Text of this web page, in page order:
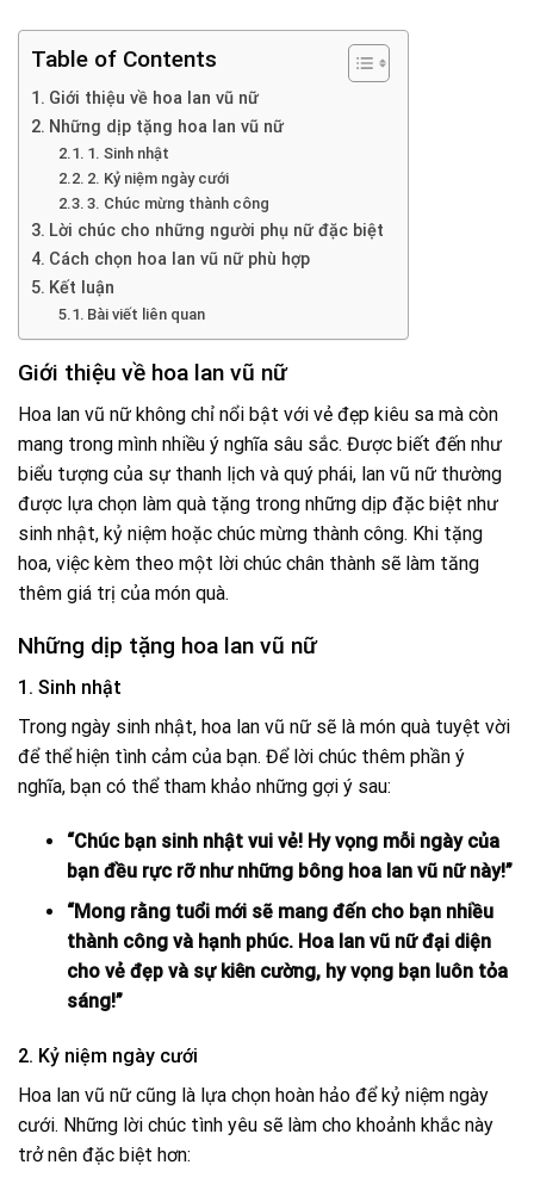
Table of Contents
Giới thiệu về hoa lan vũ nữ
Những dịp tặng hoa lan vũ nữ
1. Sinh nhật
2. Kỷ niệm ngày cưới
3. Chúc mừng thành công
Lời chúc cho những người phụ nữ đặc biệt
Cách chọn hoa lan vũ nữ phù hợp
Kết luận
Bài viết liên quan
Giới thiệu về hoa lan vũ nữ
Hoa lan vũ nữ không chỉ nổi bật với vẻ đẹp kiêu sa mà còn
mang trong mình nhiều ý nghĩa sâu sắc. Được biết đến như
biểu tượng của sự thanh lịch và quý phái, lan vũ nữ thường
được lựa chọn làm quà tặng trong những dịp đặc biệt như
sinh nhật, kỷ niệm hoặc chúc mừng thành công. Khi tặng
hoa, việc kèm theo một lời chúc chân thành sẽ làm tăng
thêm giá trị của món quà.
Những dịp tặng hoa lan vũ nữ
1. Sinh nhật
Trong ngày sinh nhật, hoa lan vũ nữ sẽ là món quà tuyệt vời
để thể hiện tình cảm của bạn. Để lời chúc thêm phần ý
nghĩa, bạn có thể tham khảo những gợi ý sau:
“Chúc bạn sinh nhật vui vẻ! Hy vọng mỗi ngày của
bạn đều rực rỡ như những bông hoa lan vũ nữ này!”
“Mong rằng tuổi mới sẽ mang đến cho bạn nhiều
thành công và hạnh phúc. Hoa lan vũ nữ đại diện
cho vẻ đẹp và sự kiên cường, hy vọng bạn luôn tỏa
sáng!”
2. Kỷ niệm ngày cưới
Hoa lan vũ nữ cũng là lựa chọn hoàn hảo để kỷ niệm ngày
cưới. Những lời chúc tình yêu sẽ làm cho khoảnh khắc này
trở nên đặc biệt hơn: